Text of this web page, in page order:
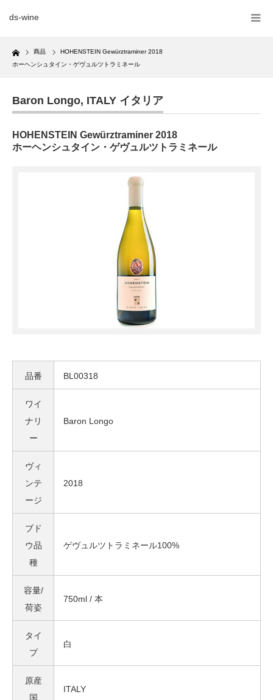
ds-wine
Home 商品
HOHENSTEIN Gewürztraminer 2018
ホーヘンシュタイン・ゲヴュルツトラミネール
Baron Longo, ITALY イタリア
HOHENSTEIN Gewürztraminer 2018
ホーヘンシュタイン・ゲヴュルツトラミネール
品番 BL00318
ワイ
ナリ
ー
Baron Longo
ヴィ
ンテ
ージ
2018
ブド
ウ品
種
ゲヴュルツトラミネール100%
容量/
荷姿
750ml / 本
タイ
プ
白
原産
国
ITALY